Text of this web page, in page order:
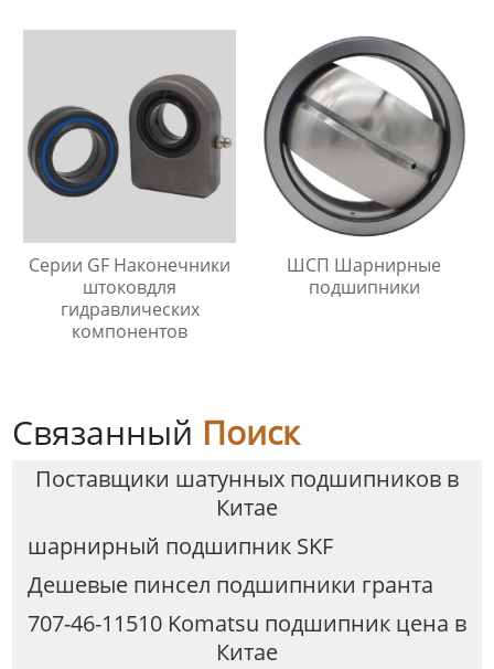
Серии GF Наконечники
штоковдля
гидравлических
компонентов
ШСП Шарнирные
подшипники
Связанный Поиск
Поставщики шатунных подшипников в
Китае
шарнирный подшипник SKF
Дешевые пинсел подшипники гранта
707-46-11510 Komatsu подшипник цена в
Китае